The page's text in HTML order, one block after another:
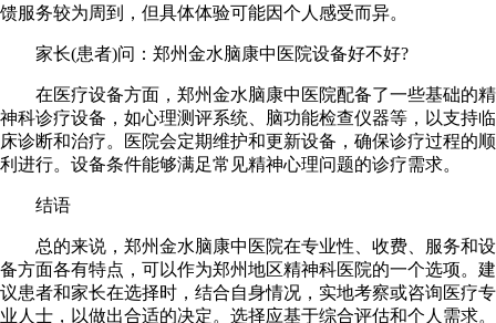
馈服务较为周到，但具体体验可能因个人感受而异。
家长(患者)问：郑州金水脑康中医院设备好不好?
在医疗设备方面，郑州金水脑康中医院配备了一些基础的精
神科诊疗设备，如心理测评系统、脑功能检查仪器等，以支持临
床诊断和治疗。医院会定期维护和更新设备，确保诊疗过程的顺
利进行。设备条件能够满足常见精神心理问题的诊疗需求。
结语
总的来说，郑州金水脑康中医院在专业性、收费、服务和设
备方面各有特点，可以作为郑州地区精神科医院的一个选项。建
议患者和家长在选择时，结合自身情况，实地考察或咨询医疗专
业人士，以做出合适的决定。选择应基于综合评估和个人需求。